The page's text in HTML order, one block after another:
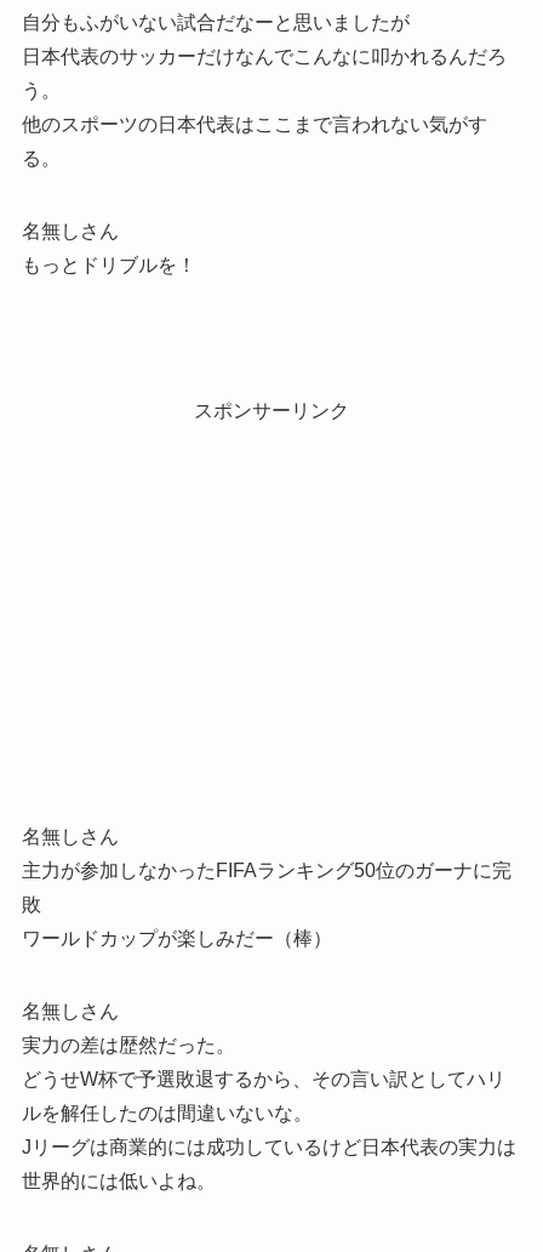
自分もふがいない試合だなーと思いましたが
日本代表のサッカーだけなんでこんなに叩かれるんだろ
う。
他のスポーツの日本代表はここまで言われない気がす
る。
名無しさん
もっとドリブルを！
スポンサーリンク
名無しさん
主力が参加しなかったFIFAランキング50位のガーナに完
敗
ワールドカップが楽しみだー（棒）
名無しさん
実力の差は歴然だった。
どうせW杯で予選敗退するから、その言い訳としてハリ
ルを解任したのは間違いないな。
Jリーグは商業的には成功しているけど日本代表の実力は
世界的には低いよね。